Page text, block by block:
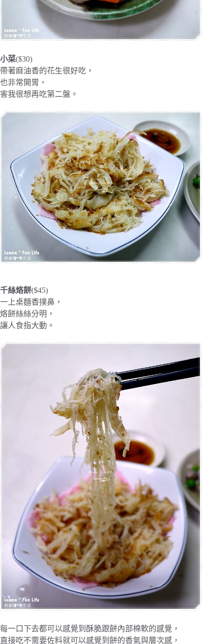
小菜($30)
帶著麻油香的花生很好吃，
也非常開胃，
害我很想再吃第二盤。
千絲烙餅($45)
一上桌麵香撲鼻，
烙餅絲絲分明，
讓人食指大動。
每一口下去都可以感覺到酥脆跟餅內部棉軟的感覺，
直接吃不需要佐料就可以感覺到餅的香氣與層次感，